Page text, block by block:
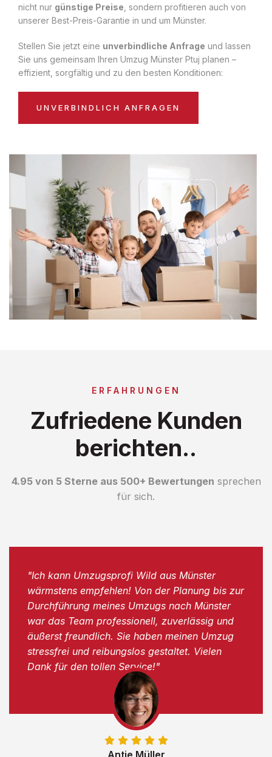
nicht nur günstige Preise , sondern profitieren auch von
unserer Best-Preis-Garantie in und um Münster.
Stellen Sie jetzt eine unverbindliche Anfrage und lassen
Sie uns gemeinsam Ihren Umzug Münster Ptuj planen –
effizient, sorgfältig und zu den besten Konditionen:
UNVERBINDLICH ANFRAGEN
ERFAHRUNGEN
Zufriedene Kunden
berichten..
4.95 von 5 Sterne aus 500+ Bewertungen sprechen
für sich.
Antje Müller
"Ich kann Umzugsprofi Wild aus Münster
wärmstens empfehlen! Von der Planung bis zur
Durchführung meines Umzugs nach Münster
war das Team professionell, zuverlässig und
äußerst freundlich. Sie haben meinen Umzug
stressfrei und reibungslos gestaltet. Vielen
Dank für den tollen Service!"